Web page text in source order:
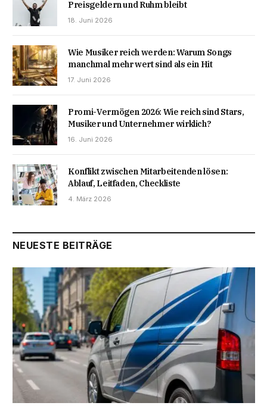
Preisgeldern und Ruhm bleibt
18. Juni 2026
Wie Musiker reich werden: Warum Songs
manchmal mehr wert sind als ein Hit
17. Juni 2026
Promi-Vermögen 2026: Wie reich sind Stars,
Musiker und Unternehmer wirklich?
16. Juni 2026
Konflikt zwischen Mitarbeitenden lösen:
Ablauf, Leitfaden, Checkliste
4. März 2026
NEUESTE BEITRÄGE